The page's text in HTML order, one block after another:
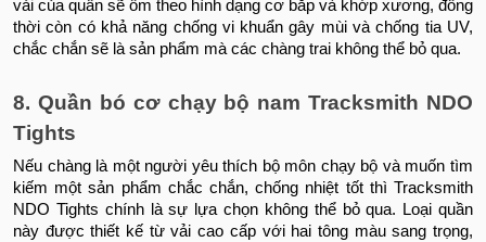
vải của quần sẽ ôm theo hình dạng cơ bắp và khớp xương, đồng
thời còn có khả năng chống vi khuẩn gây mùi và chống tia UV,
chắc chắn sẽ là sản phẩm mà các chàng trai không thể bỏ qua.
8. Quần bó cơ chạy bộ nam Tracksmith NDO
Tights
Nếu chàng là một người yêu thích bộ môn chạy bộ và muốn tìm
kiếm một sản phẩm chắc chắn, chống nhiệt tốt thì Tracksmith
NDO Tights chính là sự lựa chọn không thể bỏ qua. Loại quần
này được thiết kế từ vải cao cấp với hai tông màu sang trọng,